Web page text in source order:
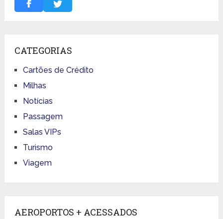
CATEGORIAS
Cartões de Crédito
Milhas
Notícias
Passagem
Salas VIPs
Turismo
Viagem
AEROPORTOS + ACESSADOS